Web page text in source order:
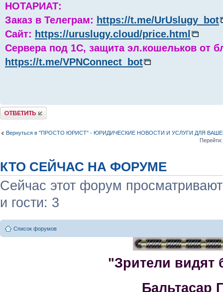
НОТАРИАТ:
Заказ в Телеграм: https://t.me/UrUslugy_bot
Сайт: https://uruslugy.cloud/price.html
Сервера под 1С, защита эл.кошельков от
https://t.me/VPNConnect_bot
Комментировать
Вернуться в "ПРОСТО ЮРИСТ" - ЮРИДИЧЕСКИЕ НОВОСТИ И УСЛУГИ ДЛЯ
Перейти:
КТО СЕЙЧАС НА ФОРУМЕ
Сейчас этот форум
и гости: 3
Список форумов
"Зрители видят
Бальтасар